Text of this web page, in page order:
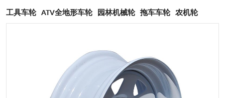
工具车轮 ATV全地形车轮 园林机械轮 拖车车轮 农机轮